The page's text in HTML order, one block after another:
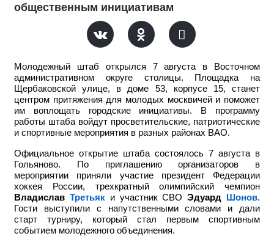
общественным инициативам
Молодежный штаб открылся 7 августа в Восточном
административном округе столицы. Площадка на
Щербаковской улице, в доме 53, корпусе 15, станет
центром притяжения для молодых москвичей и поможет
им воплощать городские инициативы. В программу
работы штаба войдут просветительские, патриотические
и спортивные мероприятия в разных районах ВАО.
Официальное открытие штаба состоялось 7 августа в
Гольяново. По приглашению организаторов в
мероприятии приняли участие
президент Федерации
хоккея России, трехкратный олимпийский чемпион
Владислав Третьяки участник СВО Эдуард Шонов.
Гости выступили с напутственными словами и дали
старт турниру, который стал первым спортивным
событием молодежного объединения.